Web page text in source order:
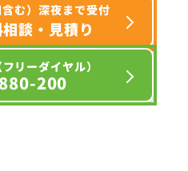
む）深夜まで受付
談・見積り
リーダイヤル）
200